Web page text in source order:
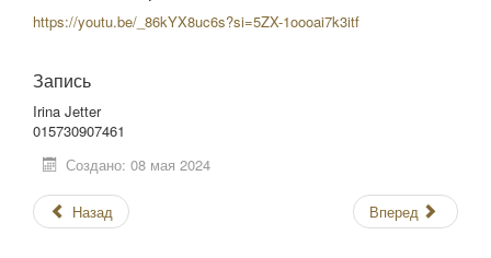
https://youtu.be/_86kYX8uc6s?si=5ZX-1oooai7k3itf
Запись
Irina Jetter
015730907461
Создано: 08 мая 2024
Назад Вперед